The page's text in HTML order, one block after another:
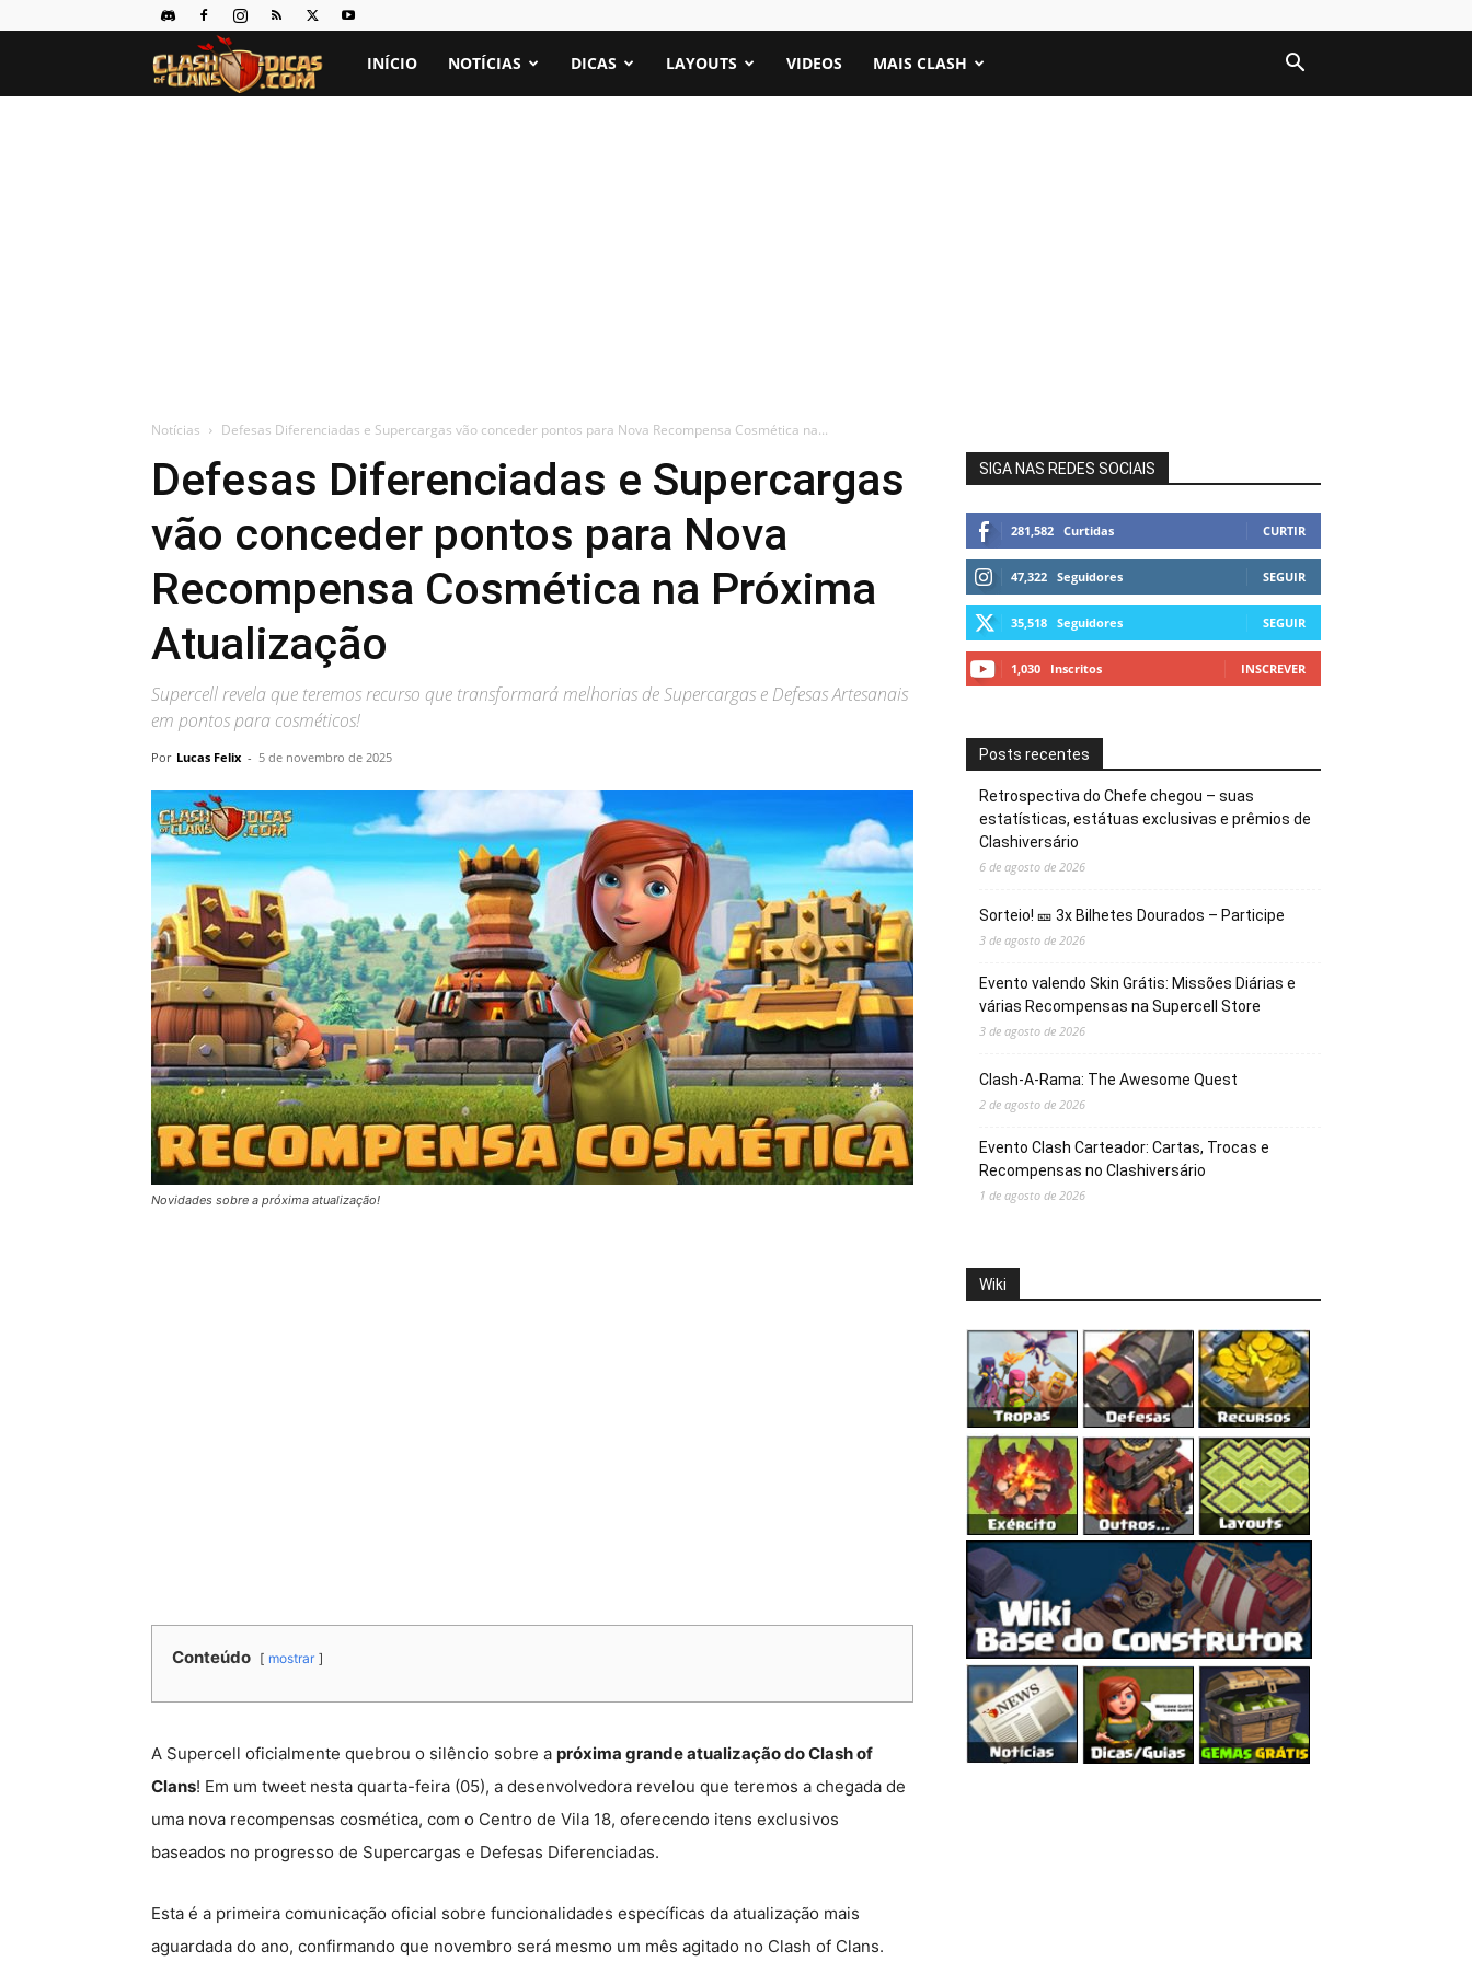
Clash
INÍCIO NOTÍCIAS DICAS LAYOUTS VIDEOS MAIS CLASH
Notícias Defesas Diferenciadas e Supercargas vão conceder pontos para Nova Recompensa Cosmética na...
Defesas Diferenciadas e Supercargas
vão conceder pontos para Nova
Recompensa Cosmética na Próxima
Atualização
Supercell revela que teremos recurso que transformará melhorias de Supercargas e Defesas Artesanais
em pontos para cosméticos!
Por Lucas Felix - 5 de novembro de 2025
Novidades sobre a próxima atualização!
Conteúdo mostrar
A Supercell oficialmente quebrou o silêncio sobre a próxima grande atualização do Clash of
Clans! Em um tweet nesta quarta-feira (05), a desenvolvedora revelou que teremos a chegada de
uma nova recompensas cosmética, com o Centro de Vila 18, oferecendo itens exclusivos
baseados no progresso de Supercargas e Defesas Diferenciadas.
Esta é a primeira comunicação oficial sobre funcionalidades específicas da atualização mais
aguardada do ano, confirmando que novembro será mesmo um mês agitado no Clash of Clans.
SIGA NAS REDES SOCIAIS
281,582 Curtidas CURTIR
47,322 Seguidores SEGUIR
35,518 Seguidores SEGUIR
1,030 Inscritos INSCREVER
Posts recentes
Retrospectiva do Chefe chegou – suas
estatísticas, estátuas exclusivas e prêmios de
Clashiversário
6 de agosto de 2026
Sorteio! 🎫 3x Bilhetes Dourados – Participe
3 de agosto de 2026
Evento valendo Skin Grátis: Missões Diárias e
várias Recompensas na Supercell Store
3 de agosto de 2026
Clash-A-Rama: The Awesome Quest
2 de agosto de 2026
Evento Clash Carteador: Cartas, Trocas e
Recompensas no Clashiversário
1 de agosto de 2026
Wiki